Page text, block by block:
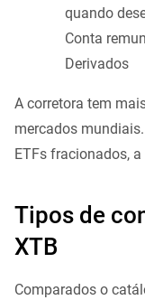
quando
Conta
Derivados
A corretora tem
mercados
ETFs fracionados,
Tipos de
XTB
Comparados o